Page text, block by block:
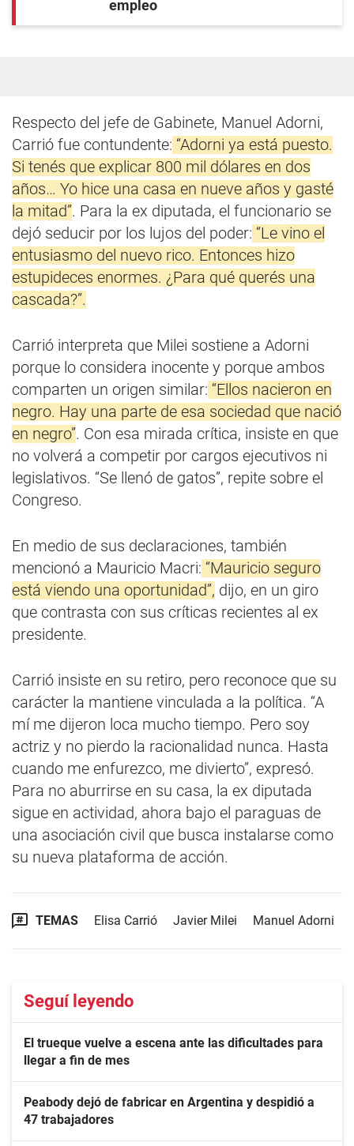
empleo
Respecto del jefe de Gabinete, Manuel Adorni,
Carrió fue contundente: “Adorni ya está puesto.
Si tenés que explicar 800 mil dólares en dos
años… Yo hice una casa en nueve años y gasté
la mitad”. Para la ex diputada, el funcionario se
dejó seducir por los lujos del poder: “Le vino el
entusiasmo del nuevo rico. Entonces hizo
estupideces enormes. ¿Para qué querés una
cascada?”.
Carrió interpreta que Milei sostiene a Adorni
porque lo considera inocente y porque ambos
comparten un origen similar: “Ellos nacieron en
negro. Hay una parte de esa sociedad que nació
en negro”. Con esa mirada crítica, insiste en que
no volverá a competir por cargos ejecutivos ni
legislativos. “Se llenó de gatos”, repite sobre el
Congreso.
En medio de sus declaraciones, también
mencionó a Mauricio Macri: “Mauricio seguro
está viendo una oportunidad”, dijo, en un giro
que contrasta con sus críticas recientes al ex
presidente.
Carrió insiste en su retiro, pero reconoce que su
carácter la mantiene vinculada a la política. “A
mí me dijeron loca mucho tiempo. Pero soy
actriz y no pierdo la racionalidad nunca. Hasta
cuando me enfurezco, me divierto”, expresó.
Para no aburrirse en su casa, la ex diputada
sigue en actividad, ahora bajo el paraguas de
una asociación civil que busca instalarse como
su nueva plataforma de acción.
TEMAS Elisa Carrió Javier Milei Manuel Adorni
Seguí leyendo
El trueque vuelve a escena ante las dificultades para
llegar a fin de mes
Peabody dejó de fabricar en Argentina y despidió a
47 trabajadores